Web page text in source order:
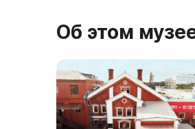
Об этом